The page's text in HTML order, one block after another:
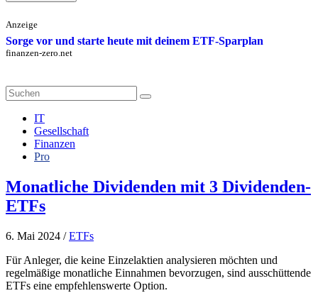
Anzeige
Sorge vor und starte heute mit deinem ETF-Sparplan
finanzen-zero.net
Search
for:
IT
Gesellschaft
Finanzen
Pro
Monatliche Dividenden mit 3 Dividenden-
ETFs
6. Mai 2024 /ETFs
Für Anleger, die keine Einzelaktien analysieren möchten und
regelmäßige monatliche Einnahmen bevorzugen, sind ausschüttende
ETFs eine empfehlenswerte Option.